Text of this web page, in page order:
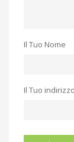
Il Tuo Nome
Il Tuo